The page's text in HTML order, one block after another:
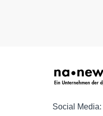
Social Media: